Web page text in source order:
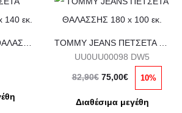
UU0UU00098 DW5
82,90€
Original 75,00€
Η
10%
Διαθέσιμα μεγέθη